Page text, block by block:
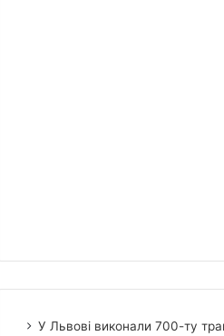
У Львові виконали 700-ту